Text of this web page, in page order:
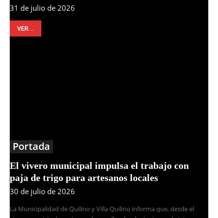
31 de julio de 2026
VER...
Portada
El vivero municipal impulsa el trabajo con
paja de trigo para artesanos locales
30 de julio de 2026
La Municipalidad de Quilino y Villa Quilino informa que, desde el